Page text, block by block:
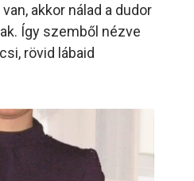
akkor nálad a dudor
Így szemből nézve
rövid lábaid